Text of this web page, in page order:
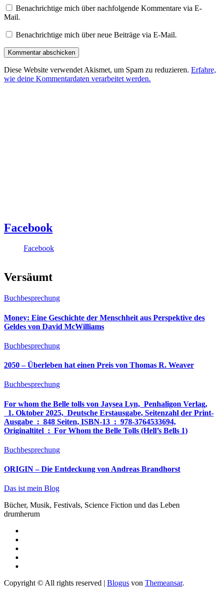
Benachrichtige mich über nachfolgende Kommentare via E-
Mail.
Benachrichtige mich über neue Beiträge via E-Mail.
Diese Website verwendet Akismet, um Spam zu reduzieren. Erfahre,
wie deine Kommentardaten verarbeitet werden.
Facebook
Facebook
Versäumt
Buchbesprechung
Money: Eine Geschichte der Menschheit aus Perspektive des
Geldes von David McWilliams
Buchbesprechung
2050 – Überleben hat einen Preis von Thomas R. Weaver
Buchbesprechung
For whom the Belle tolls von Jaysea Lyn, ‎ Penhaligon Verlag,
‎ 1. Oktober 2025, ‎ Deutsche Erstausgabe, Seitenzahl der Print-
Ausgabe ‏ : ‎ 848 Seiten, ISBN-13 ‏ : ‎ 978-3764533694,
Originaltitel ‏ : ‎ For Whom the Belle Tolls (Hell’s Bells 1)
Buchbesprechung
ORIGIN – Die Entdeckung von Andreas Brandhorst
Das ist mein Blog
Bücher, Musik, Festivals, Science Fiction und das Leben
drumherum
Copyright © All rights reserved | Blogus von Themeansar.